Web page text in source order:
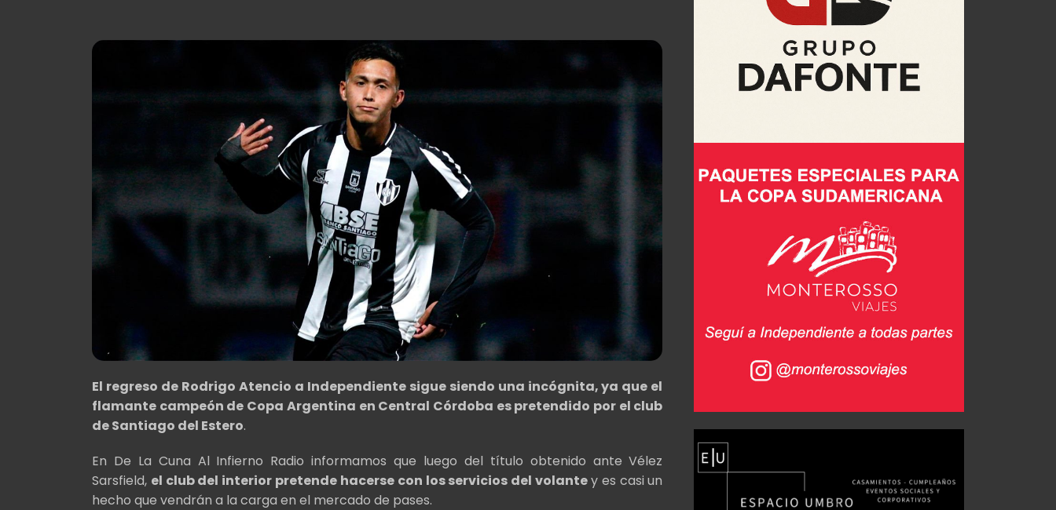
El regreso de Rodrigo Atencio a Independiente sigue siendo una incógnita, ya que el
flamante campeón de Copa Argentina en Central Córdoba es pretendido por el club
de Santiago del Estero.
En De La Cuna Al Infierno Radio informamos que luego del título obtenido ante Vélez
Sarsfield, el club del interior pretende hacerse con los servicios del volantey es casi un
hecho que vendrán a la carga en el mercado de pases.